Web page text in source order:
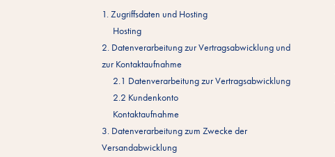
1. Zugriffsdaten und Hosting
Hosting
2. Datenverarbeitung zur Vertragsabwicklung und
zur Kontaktaufnahme
2.1 Datenverarbeitung zur Vertragsabwicklung
2.2 Kundenkonto
Kontaktaufnahme
3. Datenverarbeitung zum Zwecke der
Versandabwicklung